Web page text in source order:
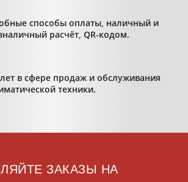
способы оплаты, наличный и
расчёт, QR-кодом.
в сфере продаж и обслуживания
техники.
ЗАКАЗЫ НА